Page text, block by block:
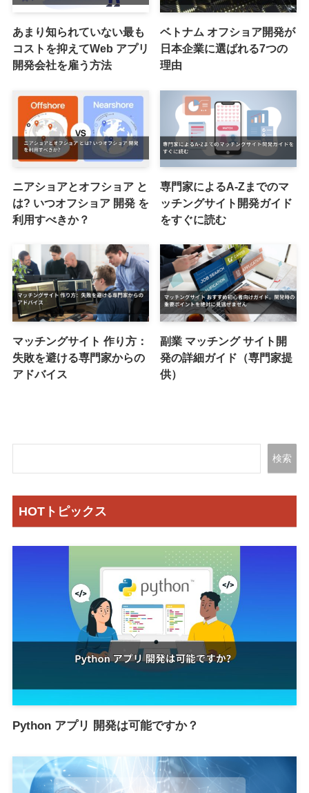
あまり知られていない最も
コストを抑えてWeb アプリ
開発会社を雇う方法
ベトナム オフショア開発が
日本企業に選ばれる7つの
理由
ニアショアとオフショア と
は? いつオフショア 開発 を
利用すべきか？
専門家によるA-Zまでのマ
ッチングサイト開発ガイド
をすぐに読む
マッチングサイト 作り方：
失敗を避ける専門家からの
アドバイス
副業 マッチング サイト開
発の詳細ガイド（専門家提
供）
検索
HOTトピックス
Python アプリ 開発は可能ですか？